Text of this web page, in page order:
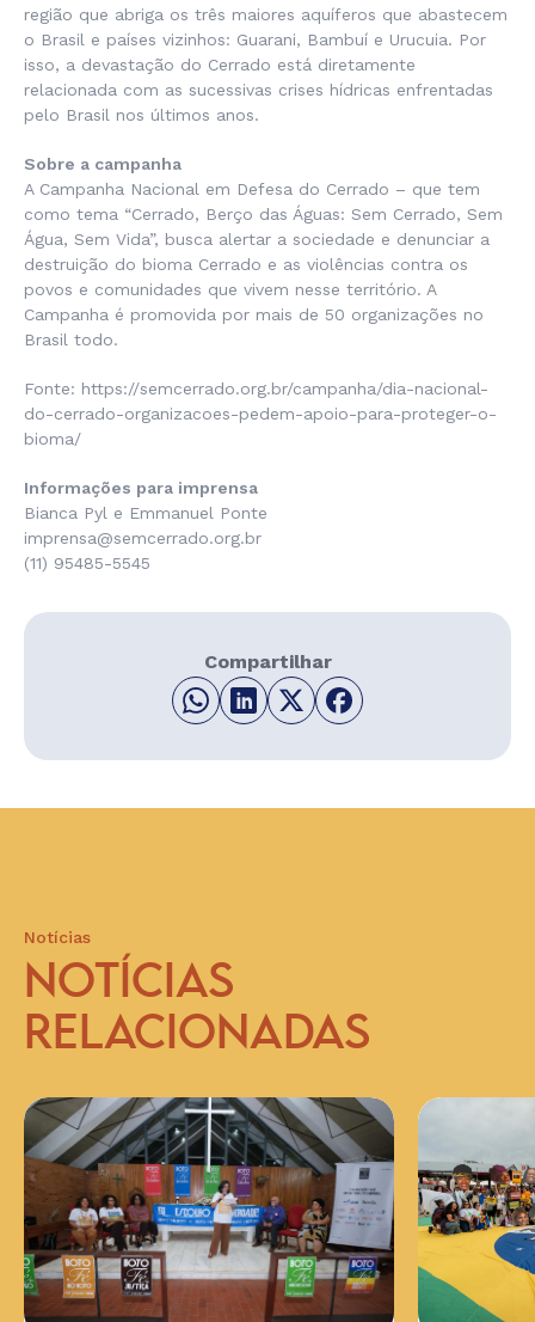
região que abriga os três maiores aquíferos que abastecem
o Brasil e países vizinhos: Guarani, Bambuí e Urucuia. Por
isso, a devastação do Cerrado está diretamente
relacionada com as sucessivas crises hídricas enfrentadas
pelo Brasil nos últimos anos.
Sobre a campanha
A Campanha Nacional em Defesa do Cerrado – que tem
como tema “Cerrado, Berço das Águas: Sem Cerrado, Sem
Água, Sem Vida”, busca alertar a sociedade e denunciar a
destruição do bioma Cerrado e as violências contra os
povos e comunidades que vivem nesse território. A
Campanha é promovida por mais de 50 organizações no
Brasil todo.
Fonte: https://semcerrado.org.br/campanha/dia-nacional-
do-cerrado-organizacoes-pedem-apoio-para-proteger-o-
bioma/
Informações para imprensa
Bianca Pyl e Emmanuel Ponte
imprensa@semcerrado.org.br
(11) 95485-5545
Compartilhar
Notícias
NOTÍCIAS
RELACIONADAS